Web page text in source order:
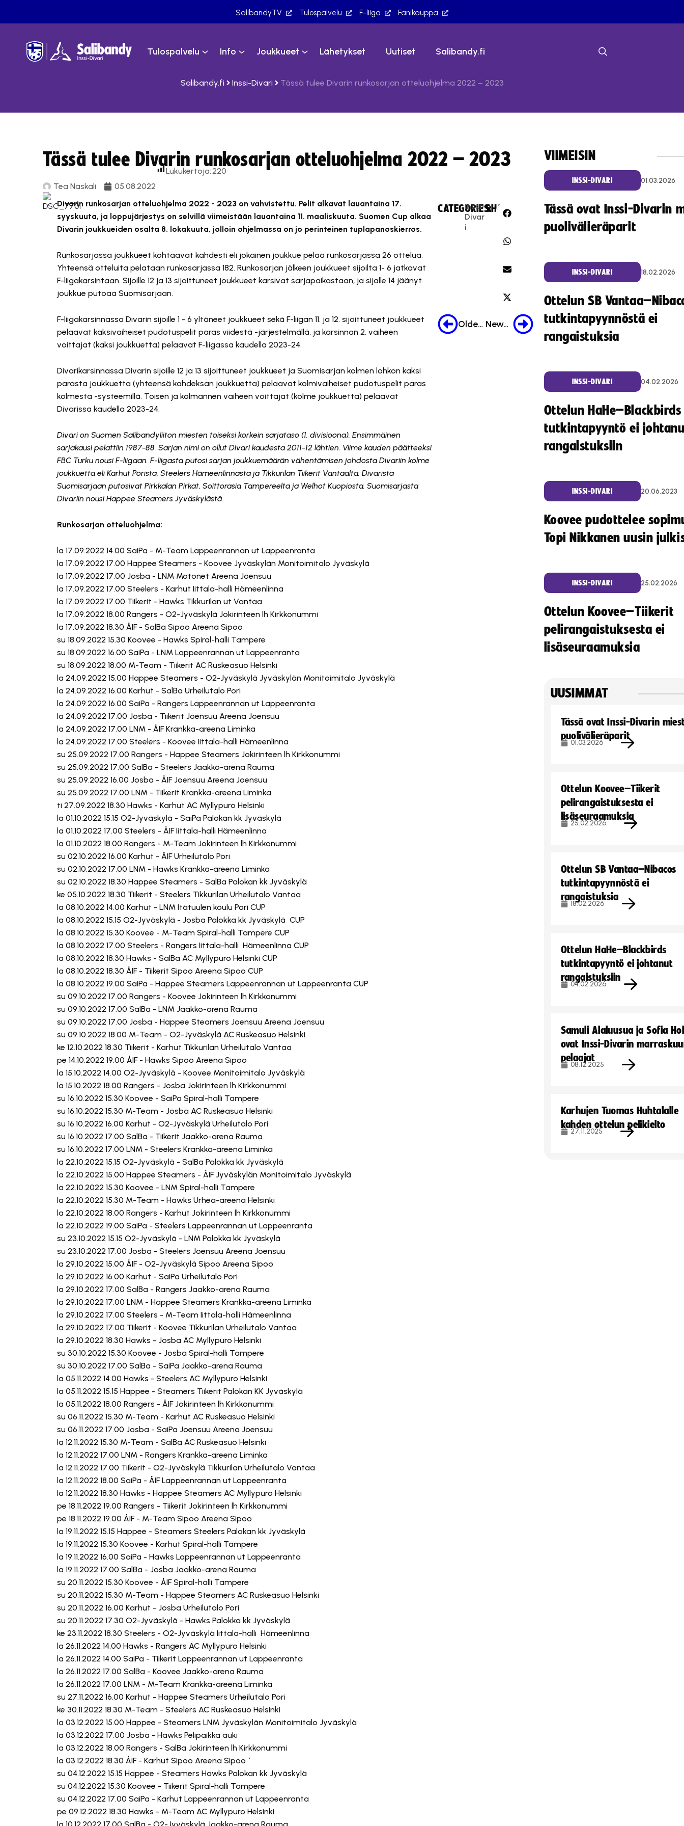
SalibandyTV Tulospalvelu F-liiga Fanikauppa
Tulospalvelu Info Joukkueet Lähetykset Uutiset Salibandy.fi
Salibandy.fi Inssi-Divari Tässä tulee Divarin runkosarjan otteluohjelma 2022 – 2023
Tässä tulee Divarin runkosarjan otteluohjelma 2022 – 2023
Tea Naskali 05.08.2022
Lukukertoja:220
Divarin runkosarjan otteluohjelma 2022 - 2023 on vahvistettu. Pelit alkavat lauantaina 17.
syyskuuta, ja loppujärjestys on selvillä viimeistään lauantaina 11. maaliskuuta. Suomen Cup alkaa
Divarin joukkueiden osalta 8. lokakuuta, jolloin ohjelmassa on jo perinteinen tuplapanoskierros.
Runkosarjassa joukkueet kohtaavat kahdesti eli jokainen joukkue pelaa runkosarjassa 26 ottelua.
Yhteensä otteluita pelataan runkosarjassa 182. Runkosarjan jälkeen joukkueet sijoilta 1- 6 jatkavat
F-liigakarsintaan. Sijoille 12 ja 13 sijoittuneet joukkueet karsivat sarjapaikastaan, ja sijalle 14 jäänyt
joukkue putoaa Suomisarjaan.
F-liigakarsinnassa Divarin sijoille 1 - 6 yltäneet joukkueet sekä F-liigan 11. ja 12. sijoittuneet joukkueet
pelaavat kaksivaiheiset pudotuspelit paras viidestä -järjestelmällä, ja karsinnan 2. vaiheen
voittajat (kaksi joukkuetta) pelaavat F-liigassa kaudella 2023-24.
Divarikarsinnassa Divarin sijoille 12 ja 13 sijoittuneet joukkueet ja Suomisarjan kolmen lohkon kaksi
parasta joukkuetta (yhteensä kahdeksan joukkuetta) pelaavat kolmivaiheiset pudotuspelit paras
kolmesta -systeemillä. Toisen ja kolmannen vaiheen voittajat (kolme joukkuetta) pelaavat
Divarissa kaudella 2023-24.
Divari on Suomen Salibandyliiton miesten toiseksi korkein sarjataso (1. divisioona). Ensimmäinen
sarjakausi pelattiin 1987-88. Sarjan nimi on ollut Divari kaudesta 2011-12 lähtien. Viime kauden päätteeksi
FBC Turku nousi F-liigaan. F-liigasta putosi sarjan joukkuemäärän vähentämisen johdosta Divariin kolme
joukkuetta eli Karhut Porista, Steelers Hämeenlinnasta ja Tikkurilan Tiikerit Vantaalta. Divarista
Suomisarjaan putosivat Pirkkalan Pirkat, Soittorasia Tampereelta ja Welhot Kuopiosta. Suomisarjasta
Divariin nousi Happee Steamers Jyväskylästä.
Runkosarjan otteluohjelma:
la 17.09.2022 14.00 SaiPa - M-Team Lappeenrannan ut Lappeenranta
la 17.09.2022 17.00 Happee Steamers - Koovee Jyväskylän Monitoimitalo Jyväskylä
la 17.09.2022 17.00 Josba - LNM Motonet Areena Joensuu
la 17.09.2022 17.00 Steelers - Karhut Iittala-halli Hämeenlinna
la 17.09.2022 17.00 Tiikerit - Hawks Tikkurilan ut Vantaa
la 17.09.2022 18.00 Rangers - O2-Jyväskylä Jokirinteen lh Kirkkonummi
la 17.09.2022 18.30 ÅIF - SalBa Sipoo Areena Sipoo
su 18.09.2022 15.30 Koovee - Hawks Spiral-halli Tampere
su 18.09.2022 16.00 SaiPa - LNM Lappeenrannan ut Lappeenranta
su 18.09.2022 18.00 M-Team - Tiikerit AC Ruskeasuo Helsinki
la 24.09.2022 15.00 Happee Steamers - O2-Jyväskylä Jyväskylän Monitoimitalo Jyväskylä
la 24.09.2022 16.00 Karhut - SalBa Urheilutalo Pori
la 24.09.2022 16.00 SaiPa - Rangers Lappeenrannan ut Lappeenranta
la 24.09.2022 17.00 Josba - Tiikerit Joensuu Areena Joensuu
la 24.09.2022 17.00 LNM - ÅIF Krankka-areena Liminka
la 24.09.2022 17.00 Steelers - Koovee Iittala-halli Hämeenlinna
su 25.09.2022 17.00 Rangers - Happee Steamers Jokirinteen lh Kirkkonummi
su 25.09.2022 17.00 SalBa - Steelers Jaakko-arena Rauma
su 25.09.2022 16.00 Josba - ÅIF Joensuu Areena Joensuu
su 25.09.2022 17.00 LNM - Tiikerit Krankka-areena Liminka
ti 27.09.2022 18.30 Hawks - Karhut AC Myllypuro Helsinki
la 01.10.2022 15.15 O2-Jyväskylä - SaiPa Palokan kk Jyväskylä
la 01.10.2022 17.00 Steelers - ÅIF Iittala-halli Hämeenlinna
la 01.10.2022 18.00 Rangers - M-Team Jokirinteen lh Kirkkonummi
su 02.10.2022 16.00 Karhut - ÅIF Urheilutalo Pori
su 02.10.2022 17.00 LNM - Hawks Krankka-areena Liminka
su 02.10.2022 18.30 Happee Steamers - SalBa Palokan kk Jyväskylä
ke 05.10.2022 18.30 Tiikerit - Steelers Tikkurilan Urheilutalo Vantaa
la 08.10.2022 14.00 Karhut - LNM Itätuulen koulu Pori CUP
la 08.10.2022 15.15 O2-Jyväskylä - Josba Palokka kk Jyväskylä CUP
la 08.10.2022 15.30 Koovee - M-Team Spiral-halli Tampere CUP
la 08.10.2022 17.00 Steelers - Rangers Iittala-halli Hämeenlinna CUP
la 08.10.2022 18.30 Hawks - SalBa AC Myllypuro Helsinki CUP
la 08.10.2022 18.30 ÅIF - Tiikerit Sipoo Areena Sipoo CUP
la 08.10.2022 19.00 SaiPa - Happee Steamers Lappeenrannan ut Lappeenranta CUP
su 09.10.2022 17.00 Rangers - Koovee Jokirinteen lh Kirkkonummi
su 09.10.2022 17.00 SalBa - LNM Jaakko-arena Rauma
su 09.10.2022 17.00 Josba - Happee Steamers Joensuu Areena Joensuu
su 09.10.2022 18.00 M-Team - O2-Jyväskylä AC Ruskeasuo Helsinki
ke 12.10.2022 18.30 Tiikerit - Karhut Tikkurilan Urheilutalo Vantaa
pe 14.10.2022 19.00 ÅIF - Hawks Sipoo Areena Sipoo
la 15.10.2022 14.00 O2-Jyväskylä - Koovee Monitoimitalo Jyväskylä
la 15.10.2022 18.00 Rangers - Josba Jokirinteen lh Kirkkonummi
su 16.10.2022 15.30 Koovee - SaiPa Spiral-halli Tampere
su 16.10.2022 15.30 M-Team - Josba AC Ruskeasuo Helsinki
su 16.10.2022 16.00 Karhut - O2-Jyväskylä Urheilutalo Pori
su 16.10.2022 17.00 SalBa - Tiikerit Jaakko-arena Rauma
su 16.10.2022 17.00 LNM - Steelers Krankka-areena Liminka
la 22.10.2022 15.15 O2-Jyväskylä - SalBa Palokka kk Jyväskylä
la 22.10.2022 15.00 Happee Steamers - ÅIF Jyväskylän Monitoimitalo Jyväskylä
la 22.10.2022 15.30 Koovee - LNM Spiral-halli Tampere
la 22.10.2022 15.30 M-Team - Hawks Urhea-areena Helsinki
la 22.10.2022 18.00 Rangers - Karhut Jokirinteen lh Kirkkonummi
la 22.10.2022 19.00 SaiPa - Steelers Lappeenrannan ut Lappeenranta
su 23.10.2022 15.15 O2-Jyväskylä - LNM Palokka kk Jyväskylä
su 23.10.2022 17.00 Josba - Steelers Joensuu Areena Joensuu
la 29.10.2022 15.00 ÅIF - O2-Jyväskylä Sipoo Areena Sipoo
la 29.10.2022 16.00 Karhut - SaiPa Urheilutalo Pori
la 29.10.2022 17.00 SalBa - Rangers Jaakko-arena Rauma
la 29.10.2022 17.00 LNM - Happee Steamers Krankka-areena Liminka
la 29.10.2022 17.00 Steelers - M-Team Iittala-halli Hämeenlinna
la 29.10.2022 17.00 Tiikerit - Koovee Tikkurilan Urheilutalo Vantaa
la 29.10.2022 18.30 Hawks - Josba AC Myllypuro Helsinki
su 30.10.2022 15.30 Koovee - Josba Spiral-halli Tampere
su 30.10.2022 17.00 SalBa - SaiPa Jaakko-arena Rauma
la 05.11.2022 14.00 Hawks - Steelers AC Myllypuro Helsinki
la 05.11.2022 15.15 Happee - Steamers Tiikerit Palokan KK Jyväskylä
la 05.11.2022 18.00 Rangers - ÅIF Jokirinteen lh Kirkkonummi
su 06.11.2022 15.30 M-Team - Karhut AC Ruskeasuo Helsinki
su 06.11.2022 17.00 Josba - SaiPa Joensuu Areena Joensuu
la 12.11.2022 15.30 M-Team - SalBa AC Ruskeasuo Helsinki
la 12.11.2022 17.00 LNM - Rangers Krankka-areena Liminka
la 12.11.2022 17.00 Tiikerit - O2-Jyväskylä Tikkurilan Urheilutalo Vantaa
la 12.11.2022 18.00 SaiPa - ÅIF Lappeenrannan ut Lappeenranta
la 12.11.2022 18.30 Hawks - Happee Steamers AC Myllypuro Helsinki
pe 18.11.2022 19.00 Rangers - Tiikerit Jokirinteen lh Kirkkonummi
pe 18.11.2022 19.00 ÅIF - M-Team Sipoo Areena Sipoo
la 19.11.2022 15.15 Happee - Steamers Steelers Palokan kk Jyväskylä
la 19.11.2022 15.30 Koovee - Karhut Spiral-halli Tampere
la 19.11.2022 16.00 SaiPa - Hawks Lappeenrannan ut Lappeenranta
la 19.11.2022 17.00 SalBa - Josba Jaakko-arena Rauma
su 20.11.2022 15.30 Koovee - ÅIF Spiral-halli Tampere
su 20.11.2022 15.30 M-Team - Happee Steamers AC Ruskeasuo Helsinki
su 20.11.2022 16.00 Karhut - Josba Urheilutalo Pori
su 20.11.2022 17.30 O2-Jyväskylä - Hawks Palokka kk Jyväskylä
ke 23.11.2022 18.30 Steelers - O2-Jyväskylä Iittala-halli Hämeenlinna
la 26.11.2022 14.00 Hawks - Rangers AC Myllypuro Helsinki
la 26.11.2022 14.00 SaiPa - Tiikerit Lappeenrannan ut Lappeenranta
la 26.11.2022 17.00 SalBa - Koovee Jaakko-arena Rauma
la 26.11.2022 17.00 LNM - M-Team Krankka-areena Liminka
su 27.11.2022 16.00 Karhut - Happee Steamers Urheilutalo Pori
ke 30.11.2022 18.30 M-Team - Steelers AC Ruskeasuo Helsinki
la 03.12.2022 15.00 Happee - Steamers LNM Jyväskylän Monitoimitalo Jyväskylä
la 03.12.2022 17.00 Josba - Hawks Pelipaikka auki
la 03.12.2022 18.00 Rangers - SalBa Jokirinteen lh Kirkkonummi
la 03.12.2022 18.30 ÅIF - Karhut Sipoo Areena Sipoo ´
su 04.12.2022 15.15 Happee - Steamers Hawks Palokan kk Jyväskylä
su 04.12.2022 15.30 Koovee - Tiikerit Spiral-halli Tampere
su 04.12.2022 17.00 SaiPa - Karhut Lappeenrannan ut Lappeenranta
pe 09.12.2022 18.30 Hawks - M-Team AC Myllypuro Helsinki
CATEGORIES:
Inssi-
Divar
i
SHARE:
Older Post Newer Post
VIIMEISIN
INSSI-DIVARI 01.03.2026
Tässä ovat Inssi-Divarin
puolivälieräparit
INSSI-DIVARI 18.02.2026
Ottelun SB
tutkintapyynnöstä ei
rangaistuksia
INSSI-DIVARI 04.02.2026
Ottelun HaHe–Blackbirds
tutkintapyyntö ei
rangaistuksiin
INSSI-DIVARI 20.06.2023
Koovee pudottelee
Topi Nikkanen uusin
INSSI-DIVARI 25.02.2026
Ottelun Koovee–Tiikerit
pelirangaistuksesta ei
lisäseuraamuksia
UUSIMMAT
Tässä ovat Inssi-Divarin
puolivälieräparit
01.03.2026
Ottelun Koovee–Tiikerit
pelirangaistuksesta ei
lisäseuraamuksia
25.02.2026
Ottelun SB Vantaa–Nibacos
tutkintapyynnöstä ei
rangaistuksia
18.02.2026
Ottelun HaHe–Blackbirds
tutkintapyyntö ei johtanut
rangaistuksiin
04.02.2026
Samuli Alaluusua ja Sofia
ovat Inssi-Divarin
pelaajat
08.12.2025
Karhujen Tuomas Huhtalalle
kahden ottelun pelikielto
27.11.2025